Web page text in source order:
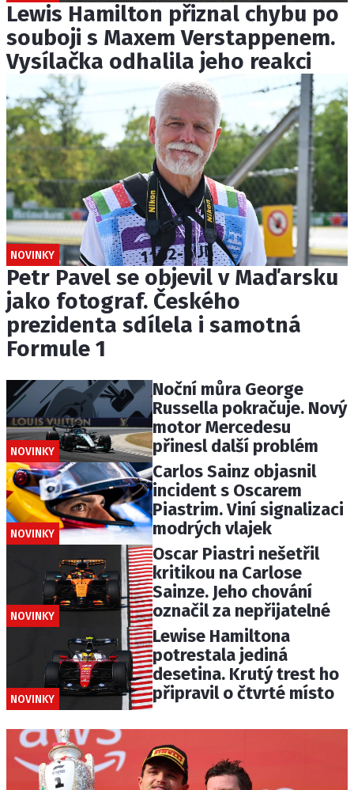
Lewis Hamilton přiznal chybu po
souboji s Maxem Verstappenem.
Vysílačka odhalila jeho reakci
NOVINKY
Petr Pavel se objevil v Maďarsku
jako fotograf. Českého
prezidenta sdílela i samotná
Formule 1
NOVINKY
Noční můra George
Russella pokračuje. Nový
motor Mercedesu
přinesl další problém
NOVINKY
Carlos Sainz objasnil
incident s Oscarem
Piastrim. Viní signalizaci
modrých vlajek
NOVINKY
Oscar Piastri nešetřil
kritikou na Carlose
Sainze. Jeho chování
označil za nepřijatelné
NOVINKY
Lewise Hamiltona
potrestala jediná
desetina. Krutý trest ho
připravil o čtvrté místo